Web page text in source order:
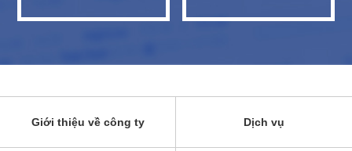
Giới thiệu về công ty Dịch vụ